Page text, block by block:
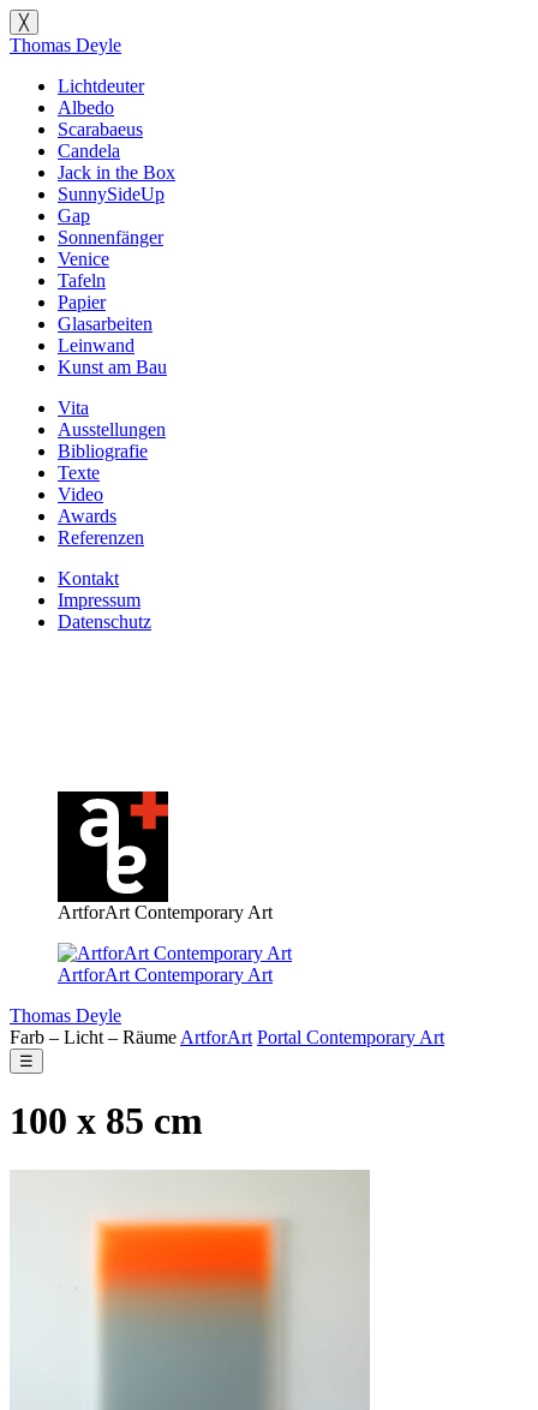
╳
Thomas Deyle
Lichtdeuter
Albedo
Scarabaeus
Candela
Jack in the Box
SunnySideUp
Gap
Sonnenfänger
Venice
Tafeln
Papier
Glasarbeiten
Leinwand
Kunst am Bau
Vita
Ausstellungen
Bibliografie
Texte
Video
Awards
Referenzen
Kontakt
Impressum
Datenschutz
ArtforArt Contemporary Art
ArtforArt Contemporary Art
Thomas Deyle
Farb – Licht – Räume ArtforArt Portal Contemporary Art
☰
100 x 85 cm